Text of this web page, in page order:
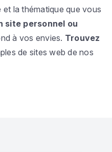
la thématique que vous
site personnel ou
à vos envies. Trouvez
de sites web de nos